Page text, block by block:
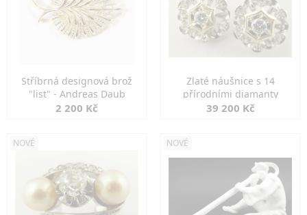
Stříbrná designová brož
"list" - Andreas Daub
2 200 Kč
Zlaté náušnice s 14
přírodními diamanty
39 200 Kč
NOVÉ NOVÉ